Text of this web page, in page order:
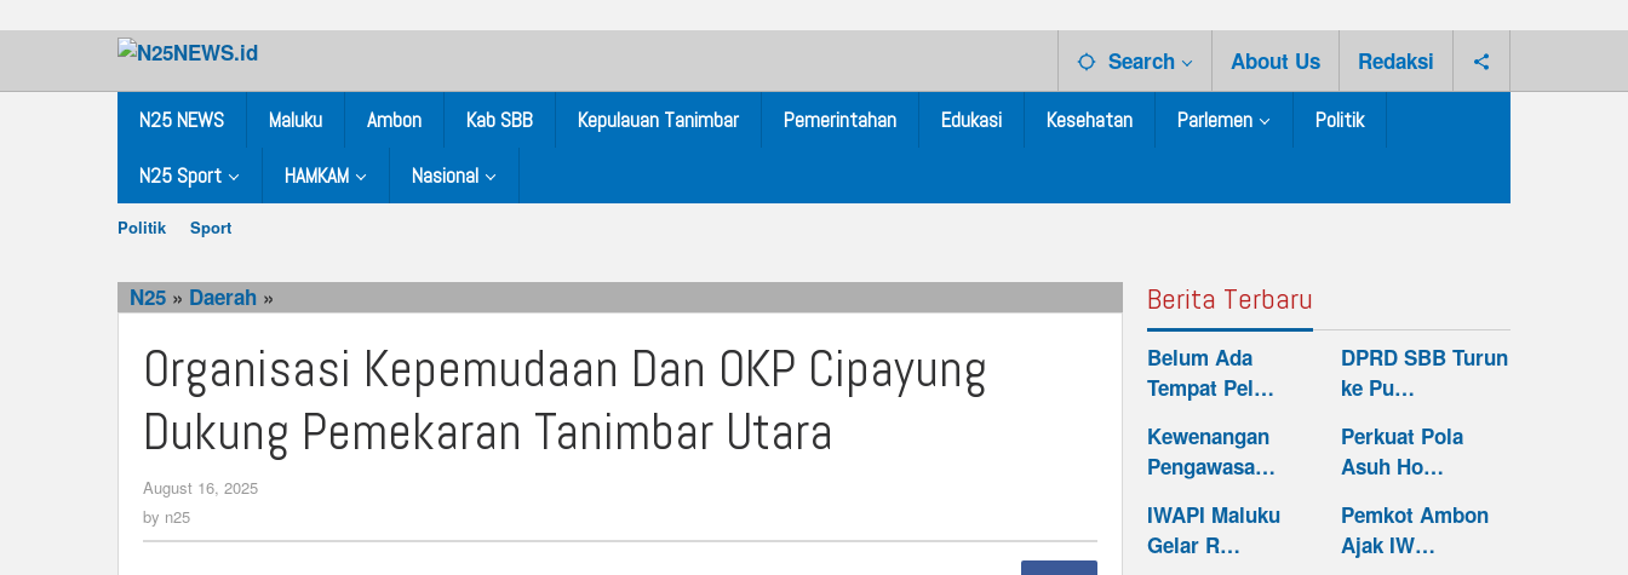
Search About Us Redaksi
N25 NEWS Maluku Ambon Kab SBB Kepulauan Tanimbar Pemerintahan Edukasi Kesehatan Parlemen Politik
N25 Sport HAMKAM Nasional
Politik Sport
N25 » Daerah »
Dan
OKP
Cipayung
Dukung
Utara
Organisasi Kepemudaan Dan OKP Cipayung
Dukung Pemekaran Tanimbar Utara
August 16, 2025
by n25
Berita Terbaru
Belum Ada
Tempat Pel…
DPRD SBB Turun
ke Pu…
Kewenangan
Pengawasa…
Perkuat Pola
Asuh Ho…
IWAPI Maluku
Gelar R…
Pemkot Ambon
Ajak IW…